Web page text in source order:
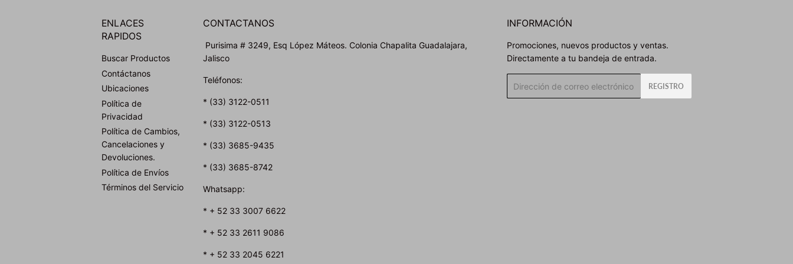
ENLACES
RAPIDOS
Buscar Productos
Contáctanos
Ubicaciones
Política de
Privacidad
Política de Cambios,
Cancelaciones y
Devoluciones.
Política de Envíos
Términos del Servicio
CONTACTANOS
Purisima # 3249, Esq López Máteos. Colonia Chapalita Guadalajara,
Jalisco
Teléfonos:
* (33) 3122-0511
* (33) 3122-0513
* (33) 3685-9435
* (33) 3685-8742
Whatsapp:
* + 52 33 3007 6622
* + 52 33 2611 9086
* + 52 33 2045 6221
INFORMACIÓN
Promociones, nuevos productos y ventas.
Directamente a tu bandeja de entrada.
electrónico
REGISTRO